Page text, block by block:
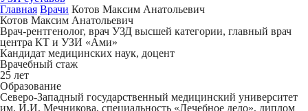
Главная Врачи Котов Максим Анатольевич
Котов Максим Анатольевич
Врач-рентгенолог, врач УЗД высшей категории, главный врач
центра КТ и УЗИ «Ами»
Кандидат медицинских наук, доцент
Врачебный стаж
25 лет
Образование
Северо-Западный государственный медицинский университет
им. И.И. Мечникова, специальность «Лечебное дело», диплом